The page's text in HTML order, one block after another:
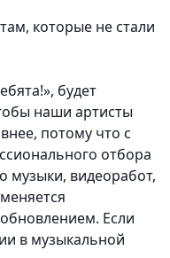
которые не стали
будет
наши артисты
потому что с
отбора
музыки, видеоработ,
Если
в музыкальной